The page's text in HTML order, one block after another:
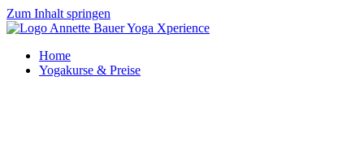
Zum Inhalt springen
Home
Yogakurse & Preise